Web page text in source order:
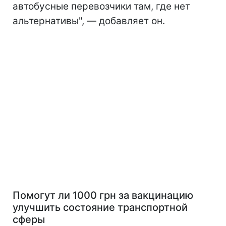
автобусные перевозчики там, где нет
альтернативы", — добавляет он.
Помогут ли 1000 грн за вакцинацию
улучшить состояние транспортной
сферы